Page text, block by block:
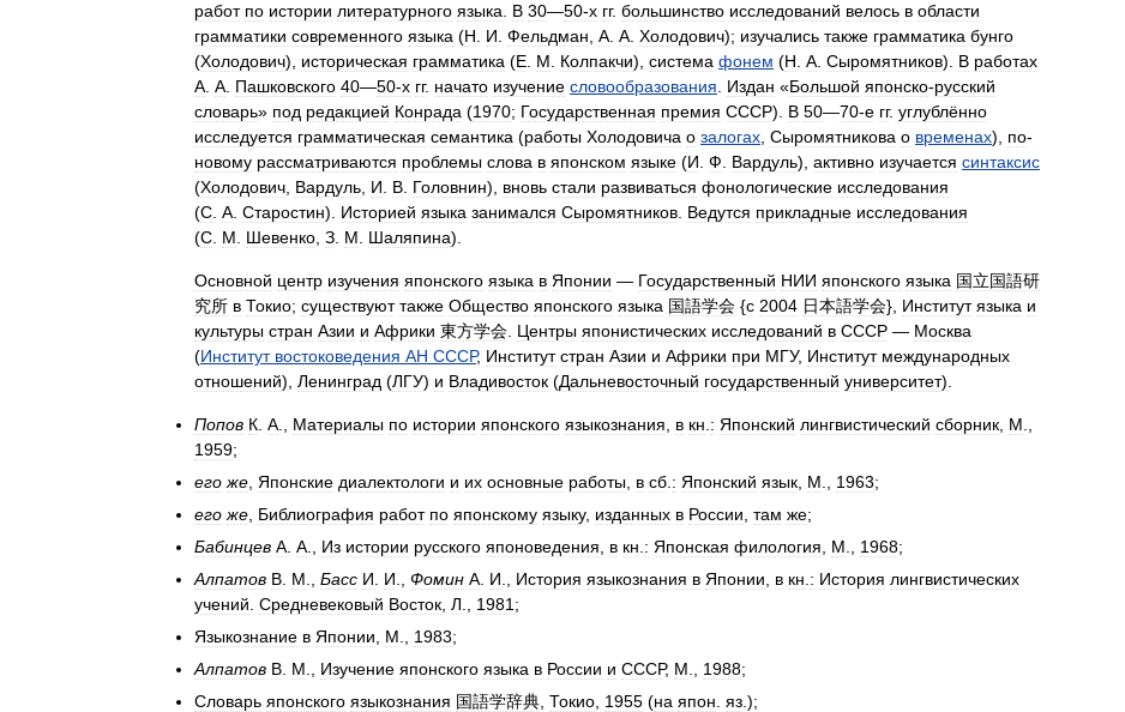
работ по истории литературного языка В 30—50‑х гг. большинство исследований велось в области
грамматики современного языка (Н И Фельдман А А Холодович); изучались также грамматика бунго
(Холодович), историческая грамматика (Е М Колпакчи), система фонем (Н А Сыромятников). В работах
А А Пашковского 40—50‑х гг. начато изучение словообразования Издан «Большой японско-русский
словарь» под редакцией Конрада (1970; Государственная премия СССР). В 50—70‑е гг. углублённо
исследуется грамматическая семантика (работы Холодовича о залогах Сыромятникова о временах), по-
новому рассматриваются проблемы слова в японском языке (И Ф Вардуль), активно изучается синтаксис
(Холодович Вардуль И В Головнин), вновь стали развиваться фонологические исследования
(С А Старостин). Историей языка занимался Сыромятников Ведутся прикладные исследования
(С М Шевенко З М Шаляпина).
Основной центр изучения японского языка в Японии — Государственный НИИ японского языка 国立国語研
究所 в Токио; существуют также Общество японского языка 国語学会 {с 2004 日本語学会}, Институт языка и
культуры стран Азии и Африки 東方学会 Центры японистических исследований в СССР — Москва
(Институт востоковедения АН СССР, Институт стран Азии и Африки при МГУ, Институт международных
отношений), Ленинград (ЛГУ) и Владивосток (Дальневосточный государственный университет).
Попов К А Материалы по истории японского языкознания в кн : Японский лингвистический сборник М
1959;
его же Японские диалектологи и их основные работы в сб : Японский язык М 1963;
его же Библиография работ по японскому языку, изданных в России там же;
Бабинцев А А Из истории русского японоведения в кн : Японская филология М 1968;
Алпатов В М Басс И И Фомин А И История языкознания в Японии в кн : История лингвистических
учений Средневековый Восток Л 1981 ;
Языкознание в Японии М 1983;
Алпатов В М Изучение японского языка в России и СССР, М 1988;
Словарь японского языкознания 国語学辞典 Токио 1955 (на япон яз .);